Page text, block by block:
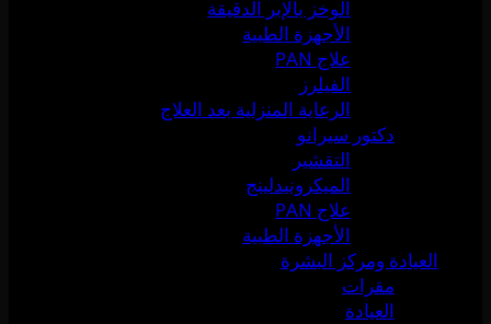
الوخز بالإبر الدقيقة
الأجهزة الطبية
علاج PAN
الفيلرز
الرعاية المنزلية بعد العلاج
دكتور سيرانو
التقشير
الميكرونيدلينج
علاج PAN
الأجهزة الطبية
العيادة ومركز البشرة
مقرات
العيادة